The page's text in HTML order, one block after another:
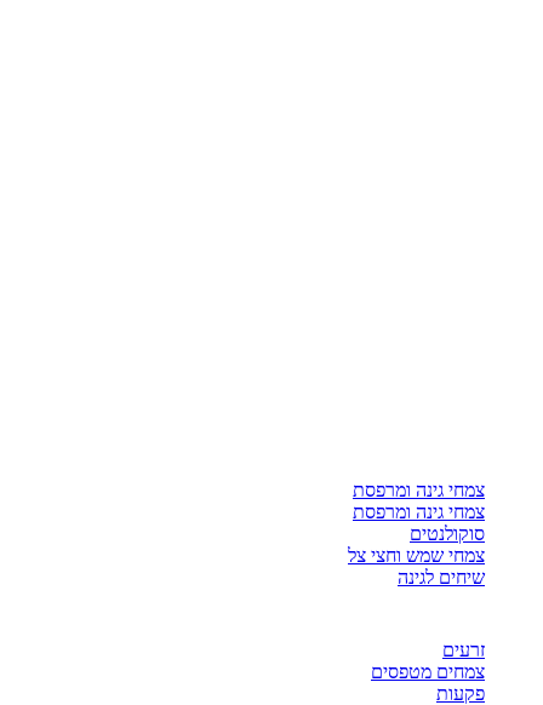
צמחי גינה ומרפסת
צמחי גינה ומרפסת
סוקולנטים
צמחי שמש וחצי צל
שיחים לגינה
זרעים
צמחים מטפסים
פקעות